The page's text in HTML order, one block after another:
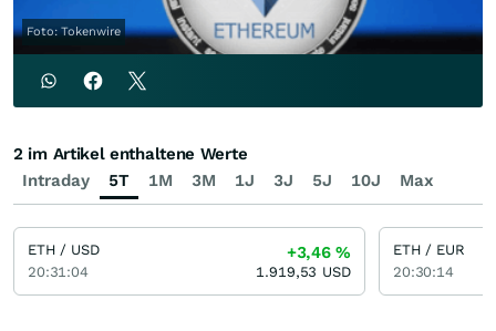
Foto: Tokenwire
Intraday 5T 1M 3M 1J 3J 5J 10J Max
2 im Artikel enthaltene Werte
ETH / USD
20:31:04
+3,46%
1.919,53 USD
ETH / EUR
20:30:14